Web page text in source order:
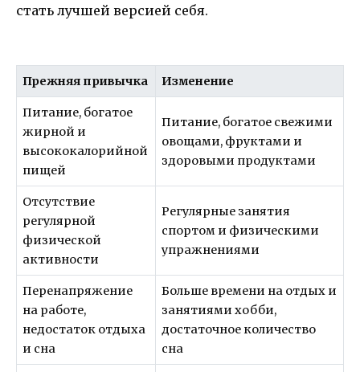
стать лучшей версией себя.
Прежняя привычка Изменение
Питание, богатое
жирной и
высококалорийной
пищей
Питание, богатое свежими
овощами, фруктами и
здоровыми продуктами
Отсутствие
регулярной
физической
активности
Регулярные занятия
спортом и физическими
упражнениями
Перенапряжение
на работе,
недостаток отдыха
и сна
Больше времени на отдых и
занятиями хобби,
достаточное количество
сна